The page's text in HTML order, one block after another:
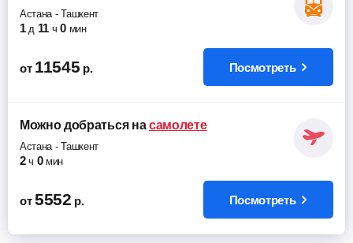
Астана-Ташкент
1 д 11 ч 0 мин
от 11545 р. Посмотреть
Можно добратьсяна самолете
Астана-Ташкент
2 ч 0 мин
от 5552 р. Посмотреть